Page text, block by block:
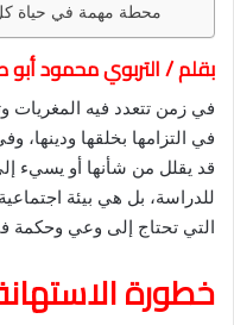
محطة مهمة في حياة
بقلم / التربوي محمود أبو
في زمن تتعدد فيه المغريات
في التزامها بخلقها
قد يقلل من شأنها أو يسيء
للدراسة، بل هي بيئة
التي تحتاج إلى وعي وحكمة
خطورة